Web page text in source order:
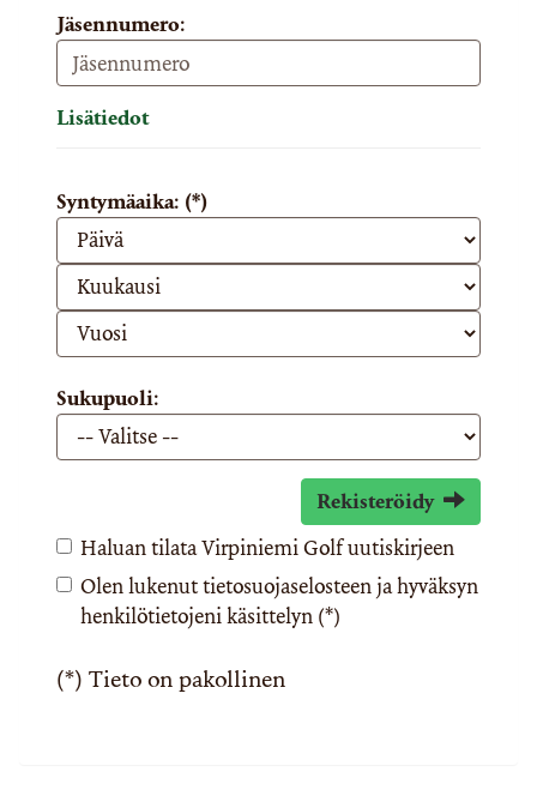
Jäsennumero:
Lisätiedot
Syntymäaika: (*)
Sukupuoli:
Rekisteröidy
Haluan tilata Virpiniemi Golf uutiskirjeen
Olen lukenuttietosuojaselosteen ja hyväksyn
henkilötietojeni käsittelyn (*)
(*) Tieto on pakollinen